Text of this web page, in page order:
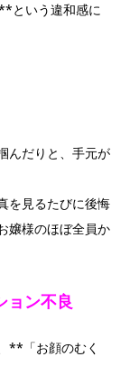
という違和感に
んだりと、手元が
を見るたびに後悔
嬢様のほぼ全員か
ョン不良
**「お顔のむく